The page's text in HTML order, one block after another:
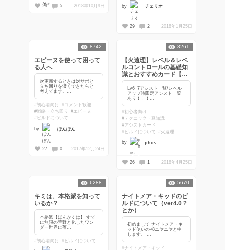
29 5 2018年10月9日 by チェリオ
29 2 2018年1月25日
エピーヌを使って困って
る人へ
次更新するときは対サポと
立ち回りを濃くできたらと
考えてます。...
#初心者向け #コメント歓迎
#戦略・立ち回り
#エピーヌ
#ビルドについて
by ぽんぽん
8742
27 0 2017年12月24日
【火遠理】レベル＆レベ
ルコントロールの基礎知
識とおすすめカード【大
英雄】
Lv6･7アシスト一覧/レベル
アップ時限定アシスト一覧
あり！！！...
#初心者向け
#テクニック・豆知識
#アシストカード
#ビルドについて #火遠理
by phos
8261
26 1 2018年4月25日
キミは、本格派を知って
いるか？
本格派【ほんかくは】 すで
に無限の荒野と化したワン
ダー世界に落...
#初心者向け #ビルドについて
6288
ナイトメア・キッドのビ
ルドについて（ver4.0？
とか）
初めまして ナイトメア・キ
ッド使いの√8ニヤニヤと申
します。 ...
#ナイトメア・キッド
5670